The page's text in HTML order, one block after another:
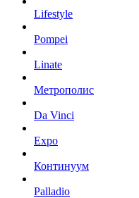
Lifestyle
Pompei
Linate
Метрополис
Da Vinci
Expo
Континуум
Palladio